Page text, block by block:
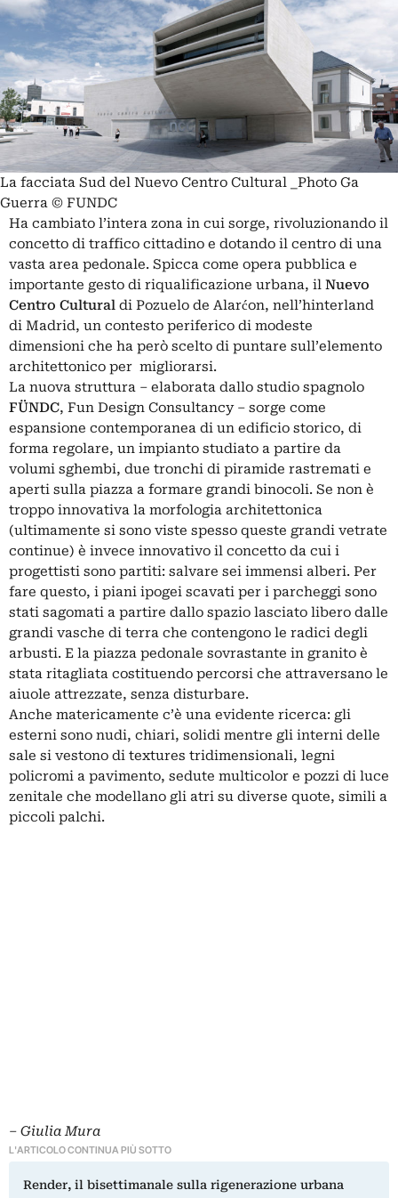
La facciata Sud del Nuevo Centro Cultural _Photo Ga
Guerra © FUNDC
Ha cambiato l’intera zona in cui sorge, rivoluzionando il
concetto di traffico cittadino e dotando il centro di una
vasta area pedonale. Spicca come opera pubblica e
importante gesto di riqualificazione urbana, il Nuevo
Centro Cultural di Pozuelo de Alarćon, nell’hinterland
di Madrid, un contesto periferico di modeste
dimensioni che ha però scelto di puntare sull’elemento
architettonico per migliorarsi.
La nuova struttura – elaborata dallo studio spagnolo
FÜNDC, Fun Design Consultancy – sorge come
espansione contemporanea di un edificio storico, di
forma regolare, un impianto studiato a partire da
volumi sghembi, due tronchi di piramide rastremati e
aperti sulla piazza a formare grandi binocoli. Se non è
troppo innovativa la morfologia architettonica
(ultimamente si sono viste spesso queste grandi vetrate
continue) è invece innovativo il concetto da cui i
progettisti sono partiti: salvare sei immensi alberi. Per
fare questo, i piani ipogei scavati per i parcheggi sono
stati sagomati a partire dallo spazio lasciato libero dalle
grandi vasche di terra che contengono le radici degli
arbusti. E la piazza pedonale sovrastante in granito è
stata ritagliata costituendo percorsi che attraversano le
aiuole attrezzate, senza disturbare.
Anche matericamente c’è una evidente ricerca: gli
esterni sono nudi, chiari, solidi mentre gli interni delle
sale si vestono di textures tridimensionali, legni
policromi a pavimento, sedute multicolor e pozzi di luce
zenitale che modellano gli atri su diverse quote, simili a
piccoli palchi.
– Giulia Mura
L'ARTICOLO CONTINUA PIÙ SOTTO
Render, il bisettimanale sulla rigenerazione urbana